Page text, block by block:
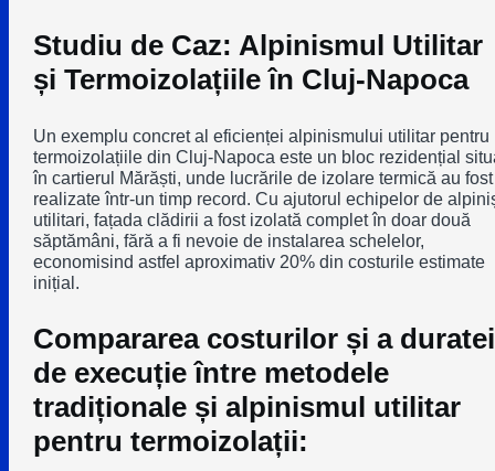
Studiu de Caz: Alpinismul Utilitar
și Termoizolațiile în Cluj-Napoca
Un exemplu concret al eficienței alpinismului utilitar pentru
termoizolațiile din Cluj-Napoca este un bloc rezidențial
în cartierul Mărăști, unde lucrările de izolare termică au fost
realizate într-un timp record. Cu ajutorul echipelor de
utilitari, fațada clădirii a fost izolată complet în doar două
săptămâni, fără a fi nevoie de instalarea schelelor,
economisind astfel aproximativ 20% din costurile estimate
inițial.
Compararea costurilor și a duratei
de execuție între metodele
tradiționale și alpinismul utilitar
pentru termoizolații: